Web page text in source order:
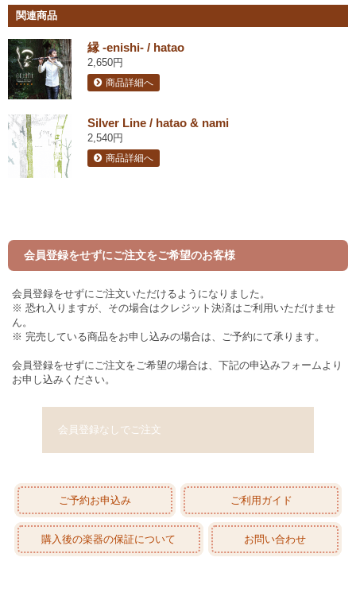
関連商品
縁 -enishi- / hatao
2,650円
商品詳細へ
Silver Line / hatao & nami
2,540円
商品詳細へ
会員登録をせずにご注文をご希望のお客様
会員登録をせずにご注文いただけるようになりました。
※ 恐れ入りますが、その場合はクレジット決済はご利用いただけませ
ん。
※ 完売している商品をお申し込みの場合は、ご予約にて承ります。
会員登録をせずにご注文をご希望の場合は、下記の申込みフォームより
お申し込みください。
会員登録なしでご注文
ご予約お申込み ご利用ガイド
購入後の楽器の保証について お問い合わせ